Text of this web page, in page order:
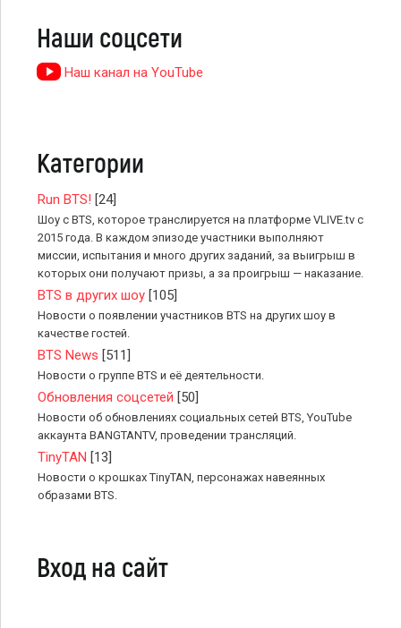
Наши соцсети
Наш канал на YouTube
Категории
Run BTS! [24]
Шоу с BTS, которое транслируется на платформе VLIVE.tv с
2015 года. В каждом эпизоде участники выполняют
миссии, испытания и много других заданий, за выигрыш в
которых они получают призы, а за проигрыш — наказание.
BTS в других шоу [105]
Новости о появлении участников BTS на других шоу в
качестве гостей.
BTS News [511]
Новости о группе BTS и её деятельности.
Обновления соцсетей [50]
Новости об обновлениях социальных сетей BTS, YouTube
аккаунта BANGTANTV, проведении трансляций.
TinyTAN [13]
Новости о крошках TinyTAN, персонажах навеянных
образами BTS.
Вход на сайт